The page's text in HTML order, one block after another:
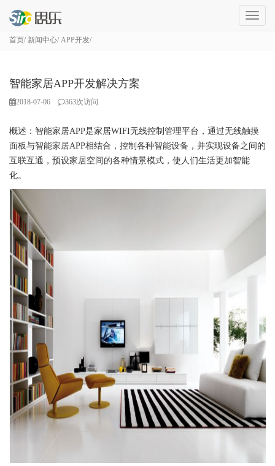
成
首页 新闻中心 APP开发
智能家居APP开发解决方案
2018-07-06 363次访问
概述：智能家居APP是家居WIFI无线控制管理平台，通过无线触摸
面板与智能家居APP相结合，控制各种智能设备，并实现设备之间的
互联互通，预设家居空间的各种情景模式，使人们生活更加智能
化。